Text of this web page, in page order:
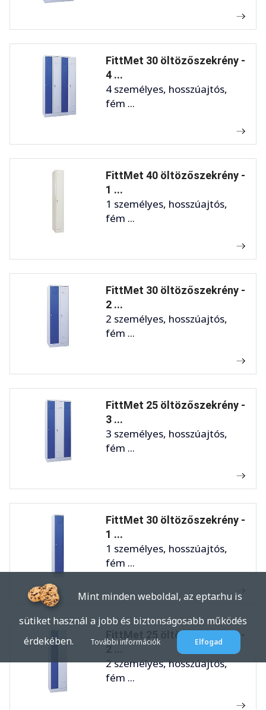
FittMet 30 öltözőszekrény -
4 ...
4 személyes, hosszúajtós,
fém ...
FittMet 40 öltözőszekrény -
1 ...
1 személyes, hosszúajtós,
fém ...
FittMet 30 öltözőszekrény -
2 ...
2 személyes, hosszúajtós,
fém ...
FittMet 25 öltözőszekrény -
3 ...
3 személyes, hosszúajtós,
fém ...
FittMet 30 öltözőszekrény -
1 ...
1 személyes, hosszúajtós,
fém ...
FittMet 25 öltözőszekrény -
2 személyes, hosszúajtós,
fém ...
Mint minden weboldal, az eptar.hu is
sütiket használ a jobb és biztonságosabb működés
érdekében.
További információk Elfogad